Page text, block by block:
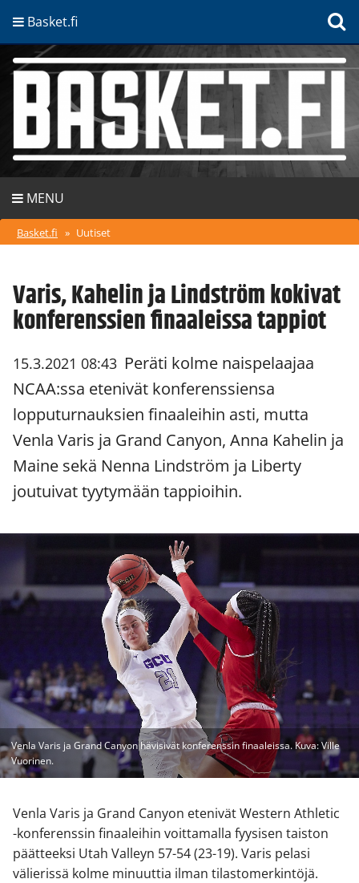
Basket.fi
MENU
Basket.fi » Uutiset
Varis, Kahelin ja Lindström kokivat
konferenssien finaaleissa tappiot
15.3.2021 08:43 Peräti kolme naispelaajaa
NCAA:ssa etenivät konferenssiensa
lopputurnauksien finaaleihin asti, mutta
Venla Varis ja Grand Canyon, Anna Kahelin ja
Maine sekä Nenna Lindström ja Liberty
joutuivat tyytymään tappioihin.
Venla Varis ja Grand Canyon hävisivät konferenssin finaaleissa. Kuva: Ville
Vuorinen.
Venla Varis ja Grand Canyon etenivät Western Athletic
-konferenssin finaaleihin voittamalla fyysisen taiston
päätteeksi Utah Valleyn 57-54 (23-19). Varis pelasi
välierissä kolme minuuttia ilman tilastomerkintöjä.